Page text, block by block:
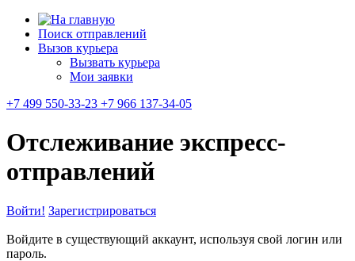
Поиск отправлений
Вызов курьера
Вызвать курьера
Мои заявки
+7 499 550-33-23 +7 966 137-34-05
Отслеживание экспресс-
отправлений
Войти! Зарегистрироваться
Войдите в существующий аккаунт, используя свой логин или
пароль.